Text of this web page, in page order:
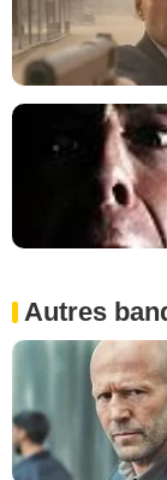
Autres